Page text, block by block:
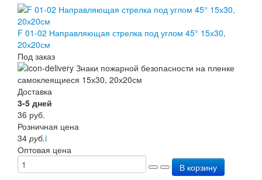
Оплата
Гарантии
О нас
Статьи
Публичная оферта
Сертификаты
Вопрос-Ответ
Контакты
F 01-02 Направляющая стрелка под углом 45° 15х30,
20х20см
Под заказ
Доставка
3-5 дней
36 руб.
Розничная цена
34 руб.i
Оптовая цена
В корзину